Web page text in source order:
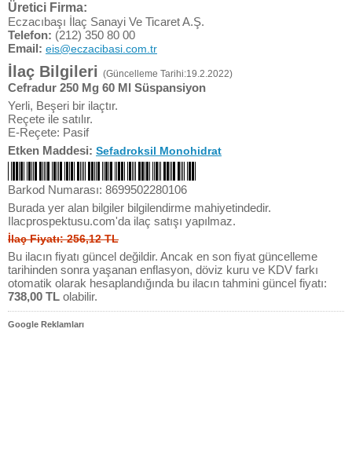
Üretici Firma:
Eczacıbaşı İlaç Sanayi Ve Ticaret A.Ş.
Telefon: (212) 350 80 00
Email: eis@eczacibasi.com.tr
İlaç Bilgileri (Güncelleme Tarihi:19.2.2022)
Cefradur 250 Mg 60 Ml Süspansiyon
Yerli, Beşeri bir ilaçtır.
Reçete ile satılır.
E-Reçete: Pasif
Etken Maddesi: Sefadroksil Monohidrat
Barkod Numarası: 8699502280106
Burada yer alan bilgiler bilgilendirme mahiyetindedir.
Ilacprospektusu.com'da ilaç satışı yapılmaz.
İlaç Fiyatı: 256,12 TL
Bu ilacın fiyatı güncel değildir. Ancak en son fiyat güncelleme
tarihinden sonra yaşanan enflasyon, döviz kuru ve KDV farkı
otomatik olarak hesaplandığında bu ilacın tahmini güncel fiyatı:
738,00 TL olabilir.
Google Reklamları